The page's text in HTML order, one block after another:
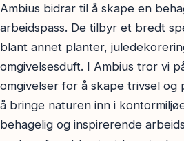
Ambius bidrar til å skape en
arbeidspass. De tilbyr et bredt
blant annet planter,
omgivelsesduft. I Ambius tror vi
omgivelser for å skape trivsel
å bringe naturen inn i
behagelig og inspirerende